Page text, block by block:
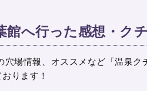
館へ行った感想・ク
穴場情報、オススメなど「温泉
ります！